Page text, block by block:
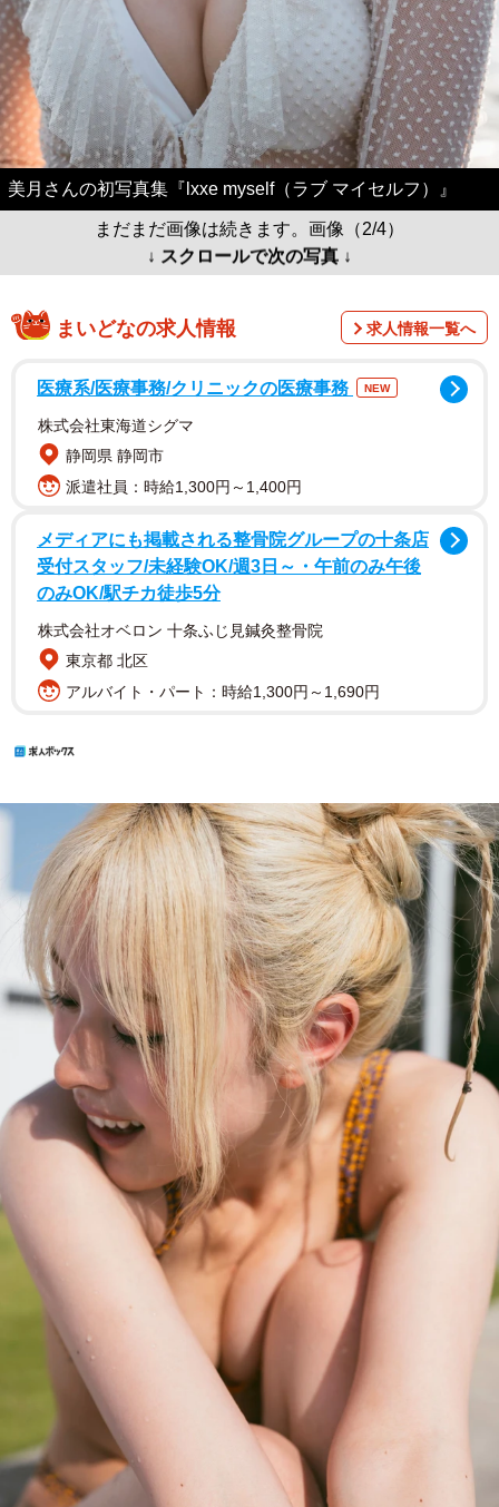
美月さんの初写真集『lxxe myself（ラブ マイセルフ）』
まだまだ画像は続きます。画像（2/4）
↓ スクロールで次の写真 ↓
まいどなの求人情報 求人情報一覧へ
医療系/医療事務/クリニックの医療事務 NEW
株式会社東海道シグマ
静岡県 静岡市
派遣社員：時給1,300円～1,400円
メディアにも掲載される整骨院グループの十条店
受付スタッフ/未経験OK/週3日～・午前のみ午後
のみOK/駅チカ徒歩5分
株式会社オベロン 十条ふじ見鍼灸整骨院
東京都 北区
アルバイト・パート：時給1,300円～1,690円